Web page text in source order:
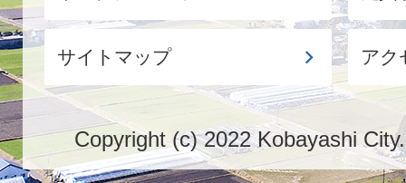
サイトマップ アク
Copyright (c) 2022 Kobayashi